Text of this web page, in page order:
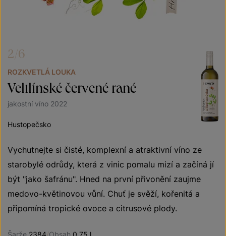
2/6
ROZKVETLÁ LOUKA
Veltlínské červené rané
jakostní víno 2022
Hustopečsko
Vychutnejte si čisté, komplexní a atraktivní víno ze
starobylé odrůdy, která z vinic pomalu mizí a začíná jí
být "jako šafránu". Hned na první přivonění zaujme
medovo-květinovou vůní. Chuť je svěží, kořenitá a
připomíná tropické ovoce a citrusové plody.